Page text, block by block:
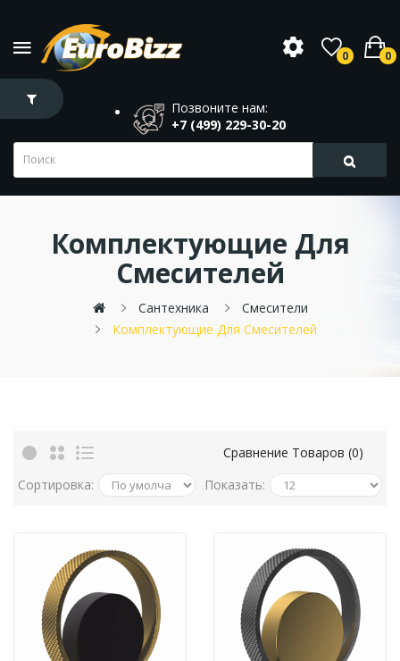
0 0
Позвоните нам:
+7 (499) 229-30-20
Комплектующие Для
Смесителей
Сантехника
Смесители
Комплектующие Для Смесителей
Сравнение Товаров (0)
Сортировка:
Показать: